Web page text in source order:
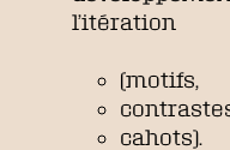
l’itération
(motifs,
cahots).